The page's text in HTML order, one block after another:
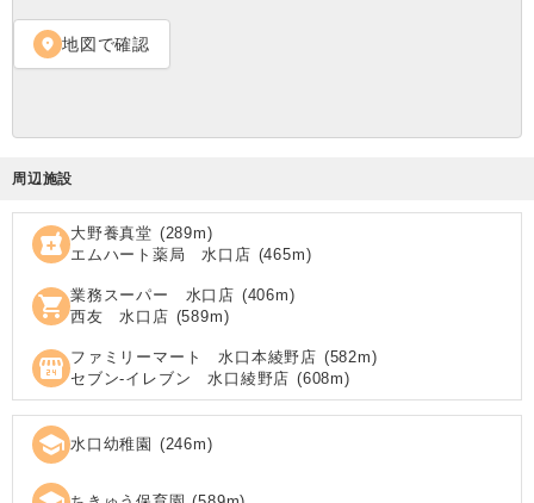
location_on 地図で確認
周辺施設
local_pharmacy 大野養真堂 (289m)
エムハート薬局 水口店 (465m)
shopping_cart 業務スーパー 水口店 (406m)
西友 水口店 (589m)
local_convenience_store ファミリーマート 水口本綾野店 (582m)
セブン‐イレブン 水口綾野店 (608m)
school 水口幼稚園 (246m)